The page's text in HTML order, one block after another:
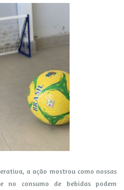
a ação mostrou como nossas
no consumo de bebidas podem